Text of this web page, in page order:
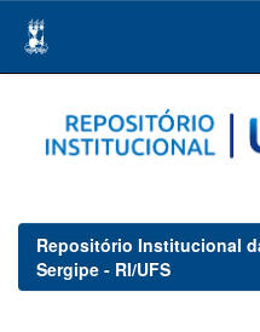
navigation
Repositório Institucional
Sergipe - RI/UFS